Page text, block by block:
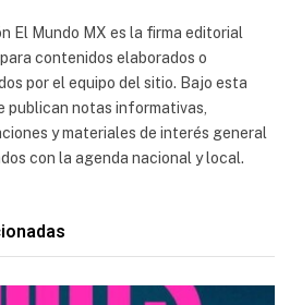
El Mundo MX es la firma editorial
contenidos elaborados o
por el equipo del sitio. Bajo esta
publican notas informativas,
y materiales de interés general
con la agenda nacional y local.